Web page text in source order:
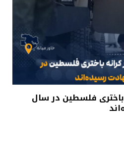
باختری فلسطین در سال